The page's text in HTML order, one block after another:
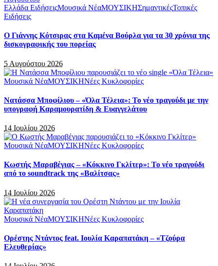
Ελλάδα ΕιδήσειςΜουσικά ΝέαΜΟΥΣΙΚΗΣημαντικέςΤοπικές
Ειδήσεις
Ο Γιάννης Κότσιρας στα Καμένα Βούρλα για τα 30 χρόνια της
δισκογραφικής του πορείας
5 Αυγούστου 2026
Μουσικά ΝέαΜΟΥΣΙΚΗΝέες Κυκλοφορίες
Νατάσσα Μποφίλιου – «Όλα Τέλεια»: Το νέο τραγούδι με την
υπογραφή Καραμουρατίδη & Ευαγγελάτου
14 Ιουλίου 2026
Μουσικά ΝέαΜΟΥΣΙΚΗΝέες Κυκλοφορίες
Κωστής Μαραβέγιας – «Κόκκινο Γκλίτερ»: Το νέο τραγούδι
από το soundtrack της «Βαλίτσας»
14 Ιουλίου 2026
Μουσικά ΝέαΜΟΥΣΙΚΗΝέες Κυκλοφορίες
Ορέστης Ντάντος feat. Ιουλία Καραπατάκη – «Τζούρα
Ελευθερίας»